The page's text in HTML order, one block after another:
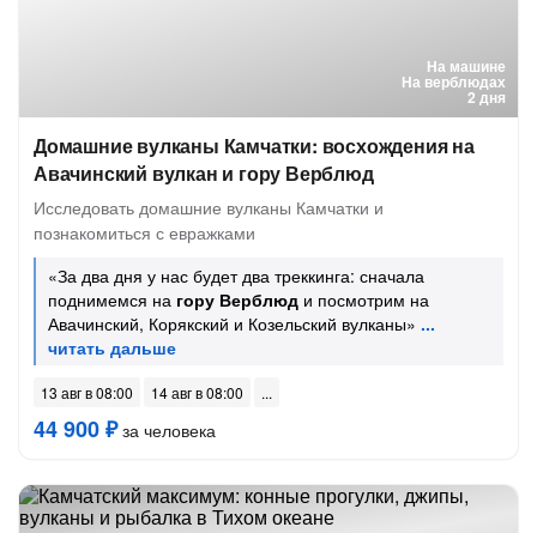
На машине
На верблюдах
2 дня
Домашние вулканы Камчатки: восхождения на
Авачинский вулкан и гору Верблюд
Исследовать домашние вулканы Камчатки и
познакомиться с евражками
«За два дня у нас будет два треккинга: сначала
поднимемся на гору Верблюд и посмотрим на
Авачинский, Корякский и Козельский вулканы»
13 авг в 08:00 14 авг в 08:00
44 900 ₽за человека